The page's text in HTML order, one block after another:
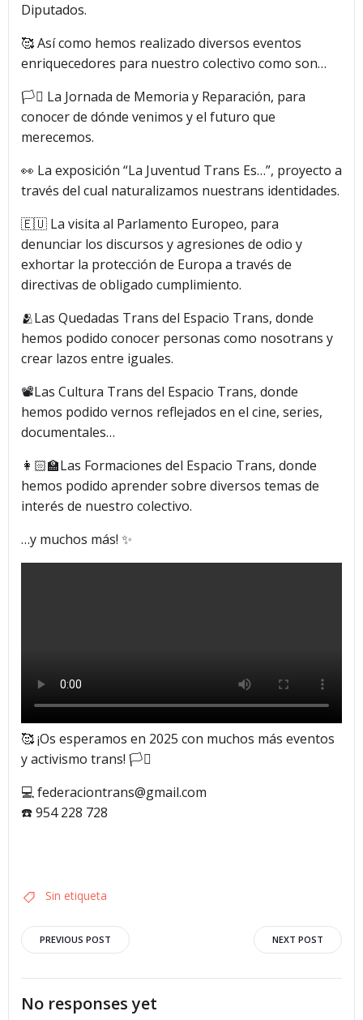
Diputados.
🥰 Así como hemos realizado diversos eventos
enriquecedores para nuestro colectivo como son…
🏳️‍⚧️ La Jornada de Memoria y Reparación, para
conocer de dónde venimos y el futuro que
merecemos.
👀 La exposición “La Juventud Trans Es…”, proyecto a
través del cual naturalizamos nuestrans identidades.
🇪🇺 La visita al Parlamento Europeo, para
denunciar los discursos y agresiones de odio y
exhortar la protección de Europa a través de
directivas de obligado cumplimiento.
🫂Las Quedadas Trans del Espacio Trans, donde
hemos podido conocer personas como nosotrans y
crear lazos entre iguales.
📽️Las Cultura Trans del Espacio Trans, donde
hemos podido vernos reflejados en el cine, series,
documentales…
👩🏻‍🏫Las Formaciones del Espacio Trans, donde
hemos podido aprender sobre diversos temas de
interés de nuestro colectivo.
…y muchos más! ✨
🥰 ¡Os esperamos en 2025 con muchos más eventos
y activismo trans! 🏳️‍⚧️
💻 federaciontrans@gmail.com
☎️ 954 228 728
Sin etiqueta
Navegación
por
PREVIOUS POST
Navegación
por
NEXT POST
No responses yet